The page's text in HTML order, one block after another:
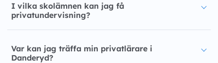
I vilka skolämnen kan jag få
privatundervisning?
Var kan jag träffa min privatlärare i
Danderyd?